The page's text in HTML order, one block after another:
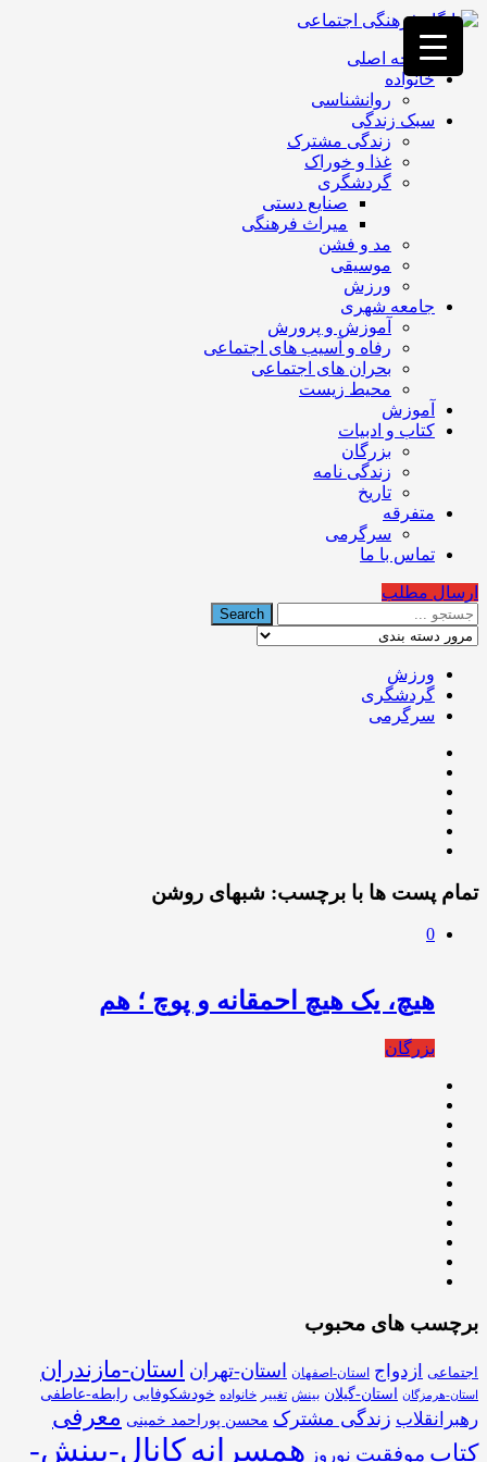
فصد
خون
غرب
تهران
خشکشویی
تصفیه
تهران
صفحه اصلی
خانواده
روانشناسی
سبک زندگی
زندگی مشترک
غذا و خوراک
گردشگری
صنایع دستی
میراث فرهنگی
مد و فشن
موسیقی
ورزش
جامعه شهری
آموزش و پرورش
رفاه و آسیب های اجتماعی
بحران های اجتماعی
محیط زیست
آموزش
کتاب و ادبیات
بزرگان
زندگی نامه
تاریخ
متفرقه
سرگرمی
تماس با ما
ارسال مطلب
ورزش
گردشگری
سرگرمی
تمام پست ها با برچسب: شبهای روشن
0
هیچ، یک هیچ احمقانه و پوچ ؛ هم
بزرگان
برچسب های محبوب
اجتماعی ازدواج استان-اصفهان استان-تهران استان-مازندران
استان-هرمزگان استان-گیلان بینش تغییر خانواده خودشکوفایی رابطه-عاطفی
رهبرانقلاب زندگی مشترک محسن پوراحمد خمینی معرفی
کتاب موفقیت نوروز همسرانهکانال-بینش-